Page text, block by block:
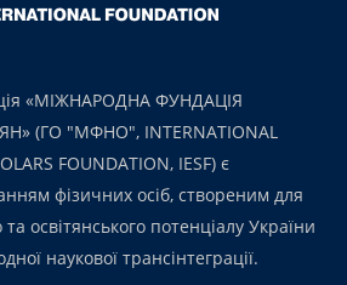
«МІЖНАРОДНА ФУНДАЦІЯ
(ГО "МФНО", INTERNATIONAL
FOUNDATION, IESF) є
фізичних осіб, створеним для
освітянського потенціалу України
наукової трансінтеграції.